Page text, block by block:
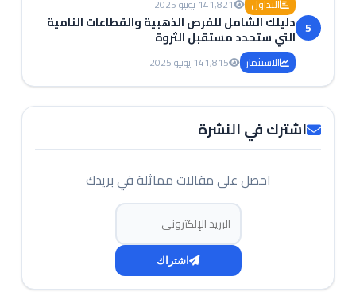
التداول 1,82114 يونيو 2025
5 دليلك الشامل للفرص الذهبية والقطاعات النامية
التي ستحدد مستقبل الثروة
الاستثمار 1,81514 يونيو 2025
اشترك في النشرة
احصل على مقالات مماثلة في بريدك
البريد الإلكتروني
اشتراك